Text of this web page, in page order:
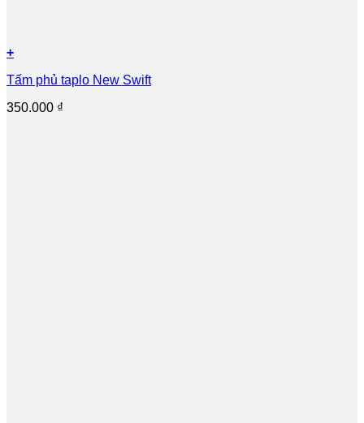
+
Tấm phủ taplo New Swift
350.000 ₫